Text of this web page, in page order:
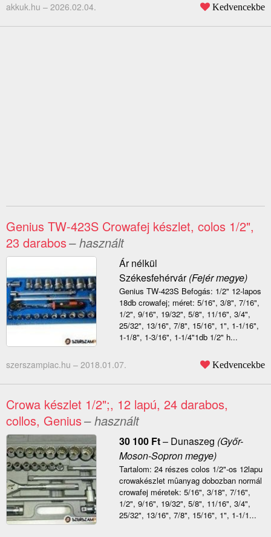
akkuk.hu – 2026.02.04. Kedvencekbe
Genius TW-423S Crowafej készlet, colos 1/2",
23 darabos– használt
Ár nélkül
Székesfehérvár(Fejér megye)
Genius TW-423S Befogás: 1/2" 12-lapos
18db crowafej; méret: 5/16", 3/8", 7/16",
1/2", 9/16", 19/32", 5/8", 11/16", 3/4",
25/32", 13/16", 7/8", 15/16", 1", 1-1/16",
1-1/8", 1-3/16", 1-1/4"1db 1/2" h...
szerszampiac.hu – 2018.01.07. Kedvencekbe
Crowa készlet 1/2";, 12 lapú, 24 darabos,
collos, Genius– használt
30 100 Ft– Dunaszeg (Győr-
Moson-Sopron megye)
Tartalom: 24 részes colos 1/2"-os 12lapu
crowakészlet mûanyag dobozban normál
crowafej méretek: 5/16", 3/18", 7/16",
1/2", 9/16", 19/32", 5/8", 11/16", 3/4",
25/32", 13/16", 7/8", 15/16", 1", 1-1/1...